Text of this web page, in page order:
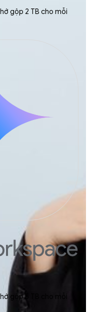
gộp 2 TB cho mỗi
gộp 5 TB cho mỗi